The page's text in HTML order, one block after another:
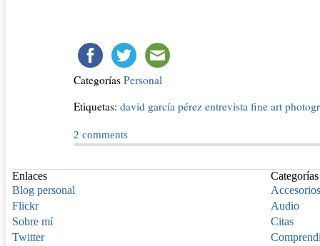
Categorías Personal
Etiquetas: david garcía pérez entrevista fine art
2 comments
Enlaces
Blog personal
Flickr
Sobre mí
Twitter
Categorías
Accesorios
Audio
Citas